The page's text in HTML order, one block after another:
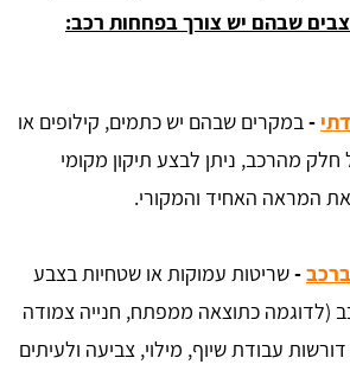
שבהם יש צורך בפחחות רכב:
-במקרים שבהם יש כתמים, קילופים או
מהרכב, ניתן לבצע תיקון מקומי
המראה האחיד והמקורי.
-שריטות עמוקות או שטחיות בצבע
(לדוגמה כתוצאה ממפתח, חנייה צמודה
עבודת שיוף, מילוי, צביעה ולעיתים